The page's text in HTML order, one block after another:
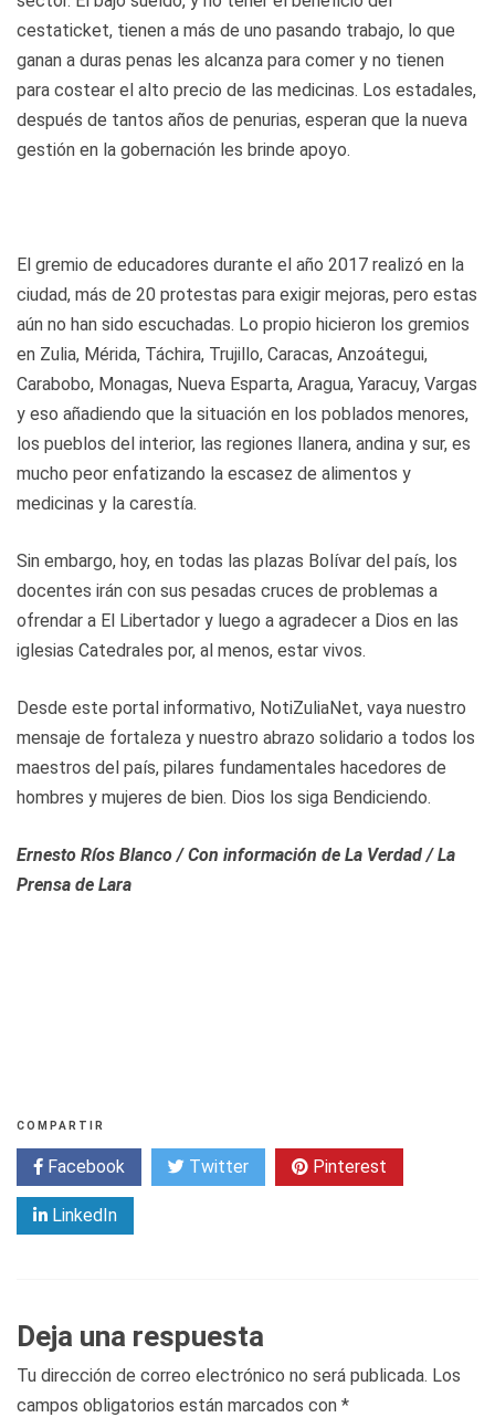
cestaticket, tienen a más de uno pasando trabajo, lo que
ganan a duras penas les alcanza para comer y no tienen
para costear el alto precio de las medicinas. Los estadales,
después de tantos años de penurias, esperan que la nueva
gestión en la gobernación les brinde apoyo.
El gremio de educadores durante el año 2017 realizó en la
ciudad, más de 20 protestas para exigir mejoras, pero estas
aún no han sido escuchadas. Lo propio hicieron los gremios
en Zulia, Mérida, Táchira, Trujillo, Caracas, Anzoátegui,
Carabobo, Monagas, Nueva Esparta, Aragua, Yaracuy, Vargas
y eso añadiendo que la situación en los poblados menores,
los pueblos del interior, las regiones llanera, andina y sur, es
mucho peor enfatizando la escasez de alimentos y
medicinas y la carestía.
Sin embargo, hoy, en todas las plazas Bolívar del país, los
docentes irán con sus pesadas cruces de problemas a
ofrendar a El Libertador y luego a agradecer a Dios en las
iglesias Catedrales por, al menos, estar vivos.
Desde este portal informativo, NotiZuliaNet, vaya nuestro
mensaje de fortaleza y nuestro abrazo solidario a todos los
maestros del país, pilares fundamentales hacedores de
hombres y mujeres de bien. Dios los siga Bendiciendo.
Ernesto Ríos Blanco / Con información de La Verdad / La
Prensa de Lara
COMPARTIR
Facebook Twitter Pinterest
LinkedIn
Deja una respuesta
Tu dirección de correo electrónico no será publicada. Los
campos obligatorios están marcados con *